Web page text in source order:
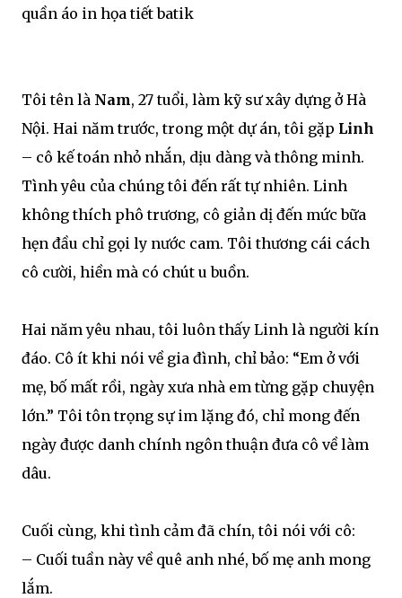
Tôi tên là Nam, 27 tuổi, làm kỹ sư xây dựng ở Hà
Nội. Hai năm trước, trong một dự án, tôi gặp Linh
– cô kế toán nhỏ nhắn, dịu dàng và thông minh.
Tình yêu của chúng tôi đến rất tự nhiên. Linh
không thích phô trương, cô giản dị đến mức bữa
hẹn đầu chỉ gọi ly nước cam. Tôi thương cái cách
cô cười, hiền mà có chút u buồn.
Hai năm yêu nhau, tôi luôn thấy Linh là người kín
đáo. Cô ít khi nói về gia đình, chỉ bảo: “Em ở với
mẹ, bố mất rồi, ngày xưa nhà em từng gặp chuyện
lớn.” Tôi tôn trọng sự im lặng đó, chỉ mong đến
ngày được danh chính ngôn thuận đưa cô về làm
dâu.
Cuối cùng, khi tình cảm đã chín, tôi nói với cô:
– Cuối tuần này về quê anh nhé, bố mẹ anh mong
lắm.